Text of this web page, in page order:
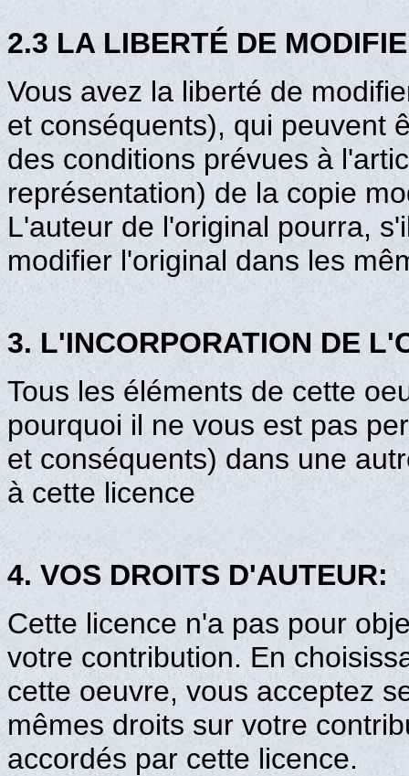
2.3 LA LIBERTÉ DE
Vous avez la liberté de
et conséquents), qui peuvent
des conditions prévues à
représentation) de la copie
L'auteur de l'original pourra,
modifier l'original dans les
3. L'INCORPORATION DE
Tous les éléments de cette
pourquoi il ne vous est pas
et conséquents) dans une
à cette licence
4. VOS DROITS D'AUTEUR:
Cette licence n'a pas pour
votre contribution. En
cette oeuvre, vous acceptez
mêmes droits sur votre
accordés par cette licence.